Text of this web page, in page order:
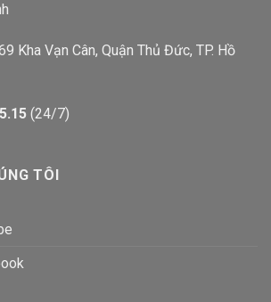
Kha Vạn Cân, Quận Thủ Đức, TP. Hồ
(24/7)
TÔI